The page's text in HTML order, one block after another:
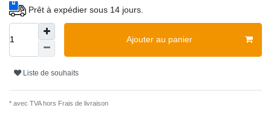
Prêt à expédier sous 14 jours.
Ajouter au panier
Liste de souhaits
* avec TVA hors Frais de livraison